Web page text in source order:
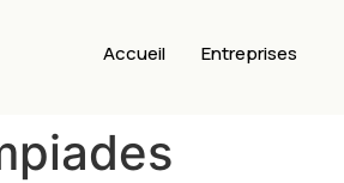
Accueil Entreprises